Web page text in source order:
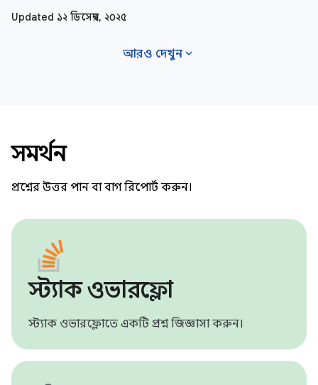
Updated ১২ ডিসেম্বর, ২০২৫
আরও দেখুনexpand_more
সমর্থন
প্রশ্নের উত্তর পান বা বাগ রিপোর্ট করুন।
স্ট্যাক ওভারফ্লো
স্ট্যাক ওভারফ্লোতে একটি প্রশ্ন জিজ্ঞাসা করুন।